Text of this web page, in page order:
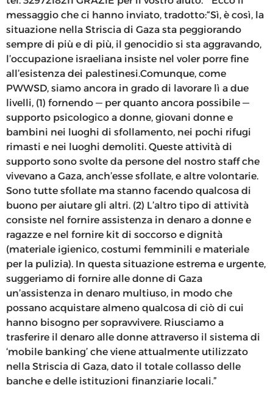
messaggio che ci hanno inviato, tradotto:“Sì, è così, la
situazione nella Striscia di Gaza sta peggiorando
sempre di più e di più, il genocidio si sta aggravando,
l’occupazione israeliana insiste nel voler porre fine
all’esistenza dei palestinesi.Comunque, come
PWWSD, siamo ancora in grado di lavorare lì a due
livelli, (1) fornendo — per quanto ancora possibile —
supporto psicologico a donne, giovani donne e
bambini nei luoghi di sfollamento, nei pochi rifugi
rimasti e nei luoghi demoliti. Queste attività di
supporto sono svolte da persone del nostro staff che
vivevano a Gaza, anch’esse sfollate, e altre volontarie.
Sono tutte sfollate ma stanno facendo qualcosa di
buono per aiutare gli altri. (2) L’altro tipo di attività
consiste nel fornire assistenza in denaro a donne e
ragazze e nel fornire kit di soccorso e dignità
(materiale igienico, costumi femminili e materiale
per la pulizia). In questa situazione estrema e urgente,
suggeriamo di fornire alle donne di Gaza
un’assistenza in denaro multiuso, in modo che
possano acquistare almeno qualcosa di ciò di cui
hanno bisogno per sopravvivere. Riusciamo a
trasferire il denaro alle donne attraverso il sistema di
‘mobile banking’ che viene attualmente utilizzato
nella Striscia di Gaza, dato il totale collasso delle
banche e delle istituzioni finanziarie locali.”